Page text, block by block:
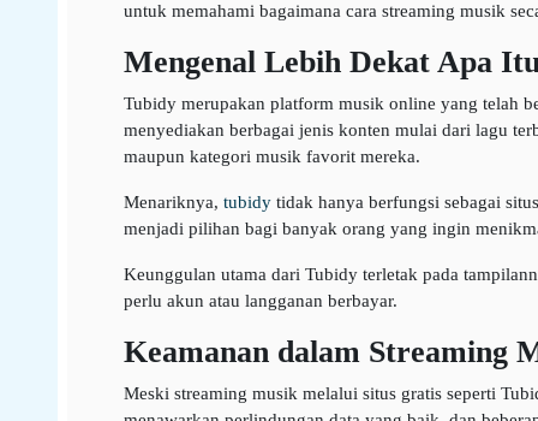
untuk memahami bagaimana cara streaming musik
Mengenal Lebih Dekat Apa
Tubidy merupakan platform musik online yang telah
menyediakan berbagai jenis konten mulai dari lagu
maupun kategori musik favorit mereka.
Menariknya, tubidytidak hanya berfungsi sebagai
menjadi pilihan bagi banyak orang yang ingin
Keunggulan utama dari Tubidy terletak pada
perlu akun atau langganan berbayar.
Keamanan dalam Streaming
Meski streaming musik melalui situs gratis seperti